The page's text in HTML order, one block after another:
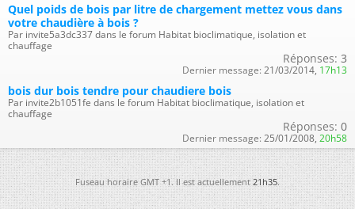
Quel poids de bois par litre de chargement mettez vous dans
votre chaudière à bois ?
Par invite5a3dc337 dans le forum Habitat bioclimatique, isolation et
chauffage
Réponses: 3
Dernier message: 21/03/2014, 17h13
bois dur bois tendre pour chaudiere bois
Par invite2b1051fe dans le forum Habitat bioclimatique, isolation et
chauffage
Réponses: 0
Dernier message: 25/01/2008, 20h58
Fuseau horaire GMT +1. Il est actuellement21h35.